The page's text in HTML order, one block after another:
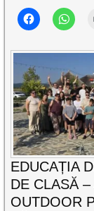
EDUCAȚIA
DE CLASĂ
OUTDOOR